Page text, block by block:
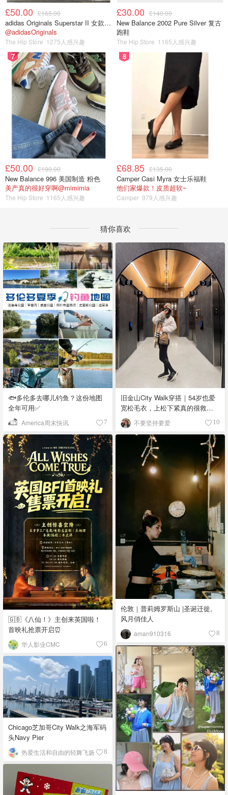
£50.00 £165.00
adidas Originals Superstar II 女款串珠休闲鞋 黑色
@adidasOriginals
The Hip Store 1275人感兴趣
£30.00 £140.00
New Balance 2002 Pure Silver 复古
跑鞋
The Hip Store 1165人感兴趣
7
£50.00 £190.00
New Balance 996 美国制造 粉色
美产真的很好穿啊@mimimia
The Hip Store 1165人感兴趣
8
£68.85 £135.00
Camper Casi Myra 女士乐福鞋
他们家爆款！皮质超软~
Camper 979人感兴趣
猜你喜欢
🐟多伦多去哪儿钓鱼？这份地图
全年可用✅
America周末快讯 7
旧金山City Walk穿搭｜54岁也爱
宽松毛衣，上松下紧真的很救比
例
不要坚持要爱 10
🇬🇧《八仙！》主创来英国啦！
首映礼抢票开启⏰
华人影业CMC 6
伦敦｜普莉姆罗斯山 |圣诞迁徙,
风月俏佳人
aman910316 8
Chicago芝加哥City Walk之海军码
头Navy Pier
热爱生活和自由的轻舞飞扬 8